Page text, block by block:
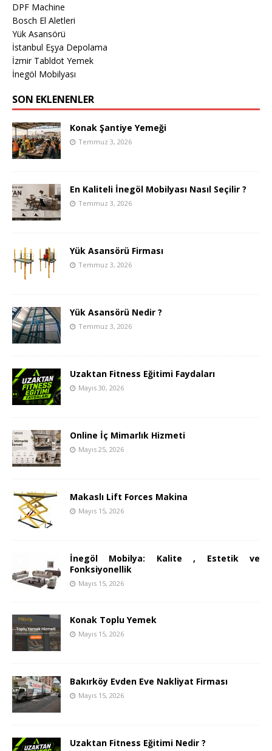
DPF Machine
Bosch El Aletleri
Yük Asansörü
İstanbul Eşya Depolama
İzmir Tabldot Yemek
İnegöl Mobilyası
SON EKLENENLER
Konak Şantiye Yemeği
Temmuz 3, 2026
En Kaliteli İnegöl Mobilyası Nasıl Seçilir ?
Temmuz 3, 2026
Yük Asansörü Firması
Temmuz 3, 2026
Yük Asansörü Nedir ?
Temmuz 3, 2026
Uzaktan Fitness Eğitimi Faydaları
Mayıs 30, 2026
Online İç Mimarlık Hizmeti
Mayıs 25, 2026
Makaslı Lift Forces Makina
Mayıs 15, 2026
İnegöl Mobilya: Kalite , Estetik ve
Fonksiyonellik
Mayıs 15, 2026
Konak Toplu Yemek
Mayıs 15, 2026
Bakırköy Evden Eve Nakliyat Firması
Mayıs 15, 2026
Uzaktan Fitness Eğitimi Nedir ?